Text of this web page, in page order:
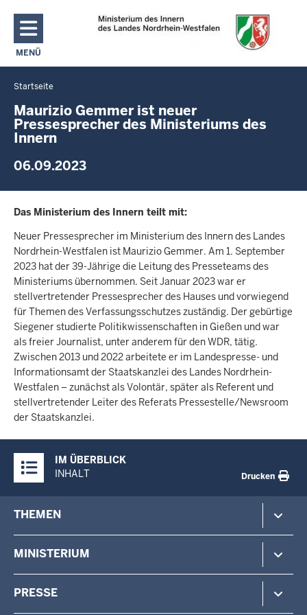
Direkt zum Inhalt
MENÜ
NAVIGATION AKTIVIEREN/DEAKTIVIEREN: MAIN MENU
Sie
befinden
sich
hier
Startseite
Maurizio Gemmer ist neuer
Pressesprecher des Ministeriums des
Innern
06.09.2023
Das Ministerium des Innern teilt mit:
Neuer Pressesprecher im Ministerium des Innern des Landes
Nordrhein-Westfalen ist Maurizio Gemmer. Am 1. September
2023 hat der 39-Jährige die Leitung des Presseteams des
Ministeriums übernommen. Seit Januar 2023 war er
stellvertretender Pressesprecher des Hauses und vorwiegend
für Themen des Verfassungsschutzes zuständig. Der gebürtige
Siegener studierte Politikwissenschaften in Gießen und war
als freier Journalist, unter anderem für den WDR, tätig.
Zwischen 2013 und 2022 arbeitete er im Landespresse- und
Informationsamt der Staatskanzlei des Landes Nordrhein-
Westfalen – zunächst als Volontär, später als Referent und
stellvertretender Leiter des Referats Pressestelle/Newsroom
der Staatskanzlei.
Inhalte
IM ÜBERBLICK
INHALT
Drucken
menu
THEMEN
Gefahrenabwehr
Verfassungsschutz
Beteiligung
Verwaltung
MINISTERIUM
Staatssekretärin
PRESSE